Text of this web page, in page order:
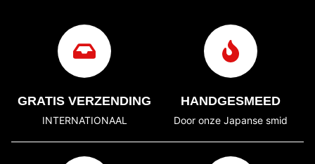
GRATIS VERZENDING
INTERNATIONAAL
HANDGESMEED
Door onze Japanse smid